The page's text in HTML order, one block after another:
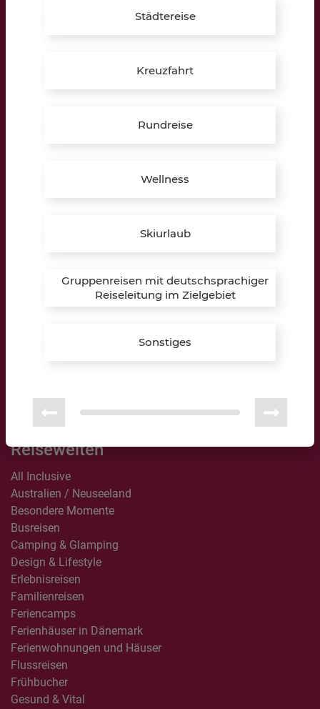
+49 (0) 2864 9597489
Reisewelten
All Inclusive
Australien / Neuseeland
Besondere Momente
Busreisen
Camping & Glamping
Design & Lifestyle
Erlebnisreisen
Familienreisen
Feriencamps
Ferienhäuser in Dänemark
Ferienwohnungen und Häuser
Flussreisen
Frühbucher
Gesund & Vital
Städtereise
Kreuzfahrt
Rundreise
Wellness
Skiurlaub
Gruppenreisen mit deutschsprachiger
Reiseleitung im Zielgebiet
Sonstiges